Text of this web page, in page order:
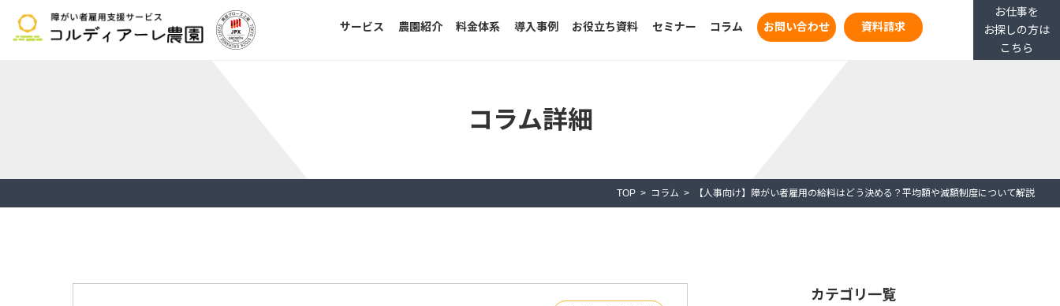
サービス 農園紹介 料金体系 導入事例 お役立ち資料 セミナー コラム お問い合わせ 資料請求
お仕事を
お探しの方は
こちら
コラム詳細
TOP コラム 【人事向け】障がい者雇用の給料はどう決める？平均額や減額制度について解説
カテゴリ一覧